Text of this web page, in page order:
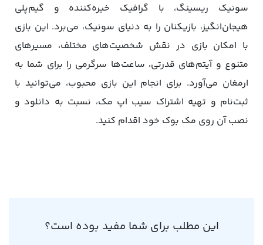
سونیک ریسینگ، با گرافیک خیره‌کننده و گیم‌پلی
هیجان‌انگیز، بازیکنان را به دنیای سونیک، می‌برد. این بازی
با امکان بازی در نقش شخصیت‌های مختلف، مسیرهای
متنوع و آیتم‌های قدرتی، ساعت‌ها سرگرمی را برای شما به
ارمغان می‌آورد. برای انجام این بازی محبوب، می‌توانید با
ثبت‌نام و تهیه اشتراک سیب اپ مک، نسبت به دانلود و
نصب آن روی مک بوک خود اقدام کنید.
این مطلب برای شما مفید بوده است؟